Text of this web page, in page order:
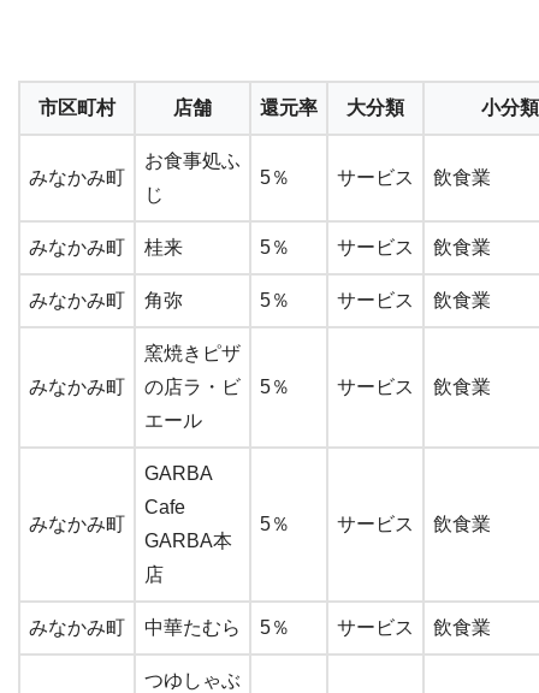
市区町村 店舗 還元率 大分類 小分類
みなかみ町
お食事処ふ
じ
5％ サービス 飲食業
みなかみ町 桂来 5％ サービス 飲食業
みなかみ町 角弥 5％ サービス 飲食業
みなかみ町
窯焼きピザ
の店ラ・ビ
エール
5％ サービス 飲食業
みなかみ町
GARBA
Cafe
GARBA本
店
5％ サービス 飲食業
みなかみ町 中華たむら 5％ サービス 飲食業
つゆしゃぶ